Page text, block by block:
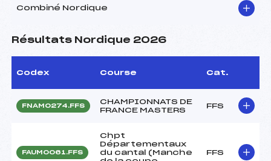
Combiné Nordique
Résultats Nordique 2026
Codex Course Cat.
FNAM0274.FFS
CHAMPIONNATS DE
FRANCE MASTERS
FFS
FAUM0061.FFS
Chpt
Départementaux
du cantal (Manche
FFS